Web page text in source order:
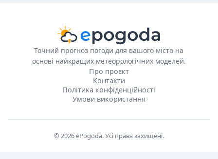
Точний прогноз погоди для вашого міста на
основі найкращих метеорологічних моделей.
Про проєкт
Контакти
Політика конфіденційності
Умови використання
© 2026 ePogoda. Усі права захищені.